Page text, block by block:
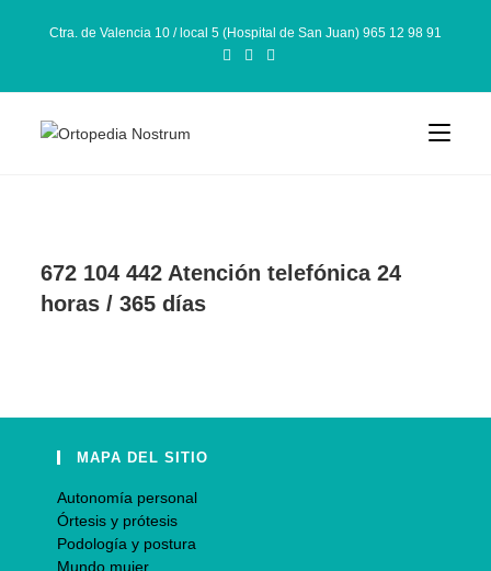
Ctra. de Valencia 10 / local 5 (Hospital de San Juan) 965 12 98 91
672 104 442 Atención telefónica 24
horas / 365 días
MAPA DEL SITIO
Autonomía personal
Órtesis y prótesis
Podología y postura
Mundo mujer